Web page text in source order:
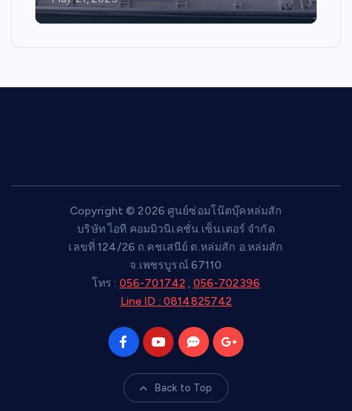
Copyright © 2026 ศูนย์ซ่อมโน๊ตบุ๊คหล่มสัก
บริษัท ไอที คอมมิวนิเคชั่น เซ็นเตอร์ จำกัด
เลขที่ 124/26 ถ.คชเสนีย์ ต.หล่มสัก อ.หล่มสัก
จ.เพชรบูรณ์ 67110
โทร : 056-701742 , 056-702396
Line ID : 0814825742
Back to Top